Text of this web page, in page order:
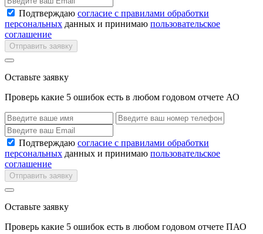
Подтверждаю согласие с правилами обработки
персональных данных и принимаю пользовательское
соглашение
Отправить заявку
Оставьте заявку
Проверь какие 5 ошибок есть в любом годовом отчете АО
Подтверждаю согласие с правилами обработки
персональных данных и принимаю пользовательское
соглашение
Отправить заявку
Оставьте заявку
Проверь какие 5 ошибок есть в любом годовом отчете ПАО